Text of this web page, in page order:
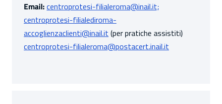
Email:centroprotesi-filialeroma@inail.it;
centroprotesi-filialediroma-
accoglienzaclienti@inail.it (per pratiche assistiti)
centroprotesi-filialeroma@postacert.inail.it